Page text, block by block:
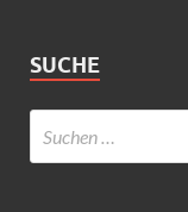
SUCHE